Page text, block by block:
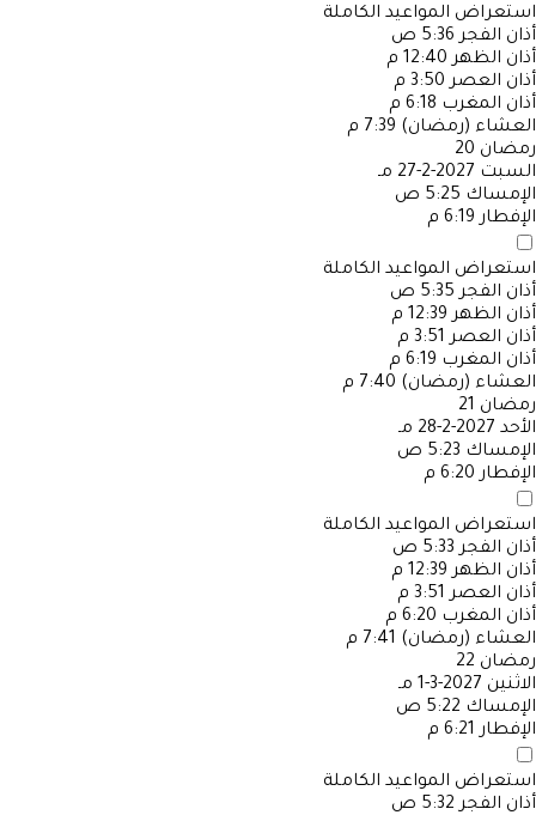
استعراض المواعيد الكاملة
أذان الفجر 5:36 ص
أذان الظهر 12:40 م
أذان العصر 3:50 م
أذان المغرب 6:18 م
العشاء (رمضان) 7:39 م
رمضان 20
السبت 2027-2-27 مـ
الإمساك 5:25 ص
الإفطار 6:19 م
استعراض المواعيد الكاملة
أذان الفجر 5:35 ص
أذان الظهر 12:39 م
أذان العصر 3:51 م
أذان المغرب 6:19 م
العشاء (رمضان) 7:40 م
رمضان 21
الأحد 2027-2-28 مـ
الإمساك 5:23 ص
الإفطار 6:20 م
استعراض المواعيد الكاملة
أذان الفجر 5:33 ص
أذان الظهر 12:39 م
أذان العصر 3:51 م
أذان المغرب 6:20 م
العشاء (رمضان) 7:41 م
رمضان 22
الاثنين 2027-3-1 مـ
الإمساك 5:22 ص
الإفطار 6:21 م
استعراض المواعيد الكاملة
أذان الفجر 5:32 ص